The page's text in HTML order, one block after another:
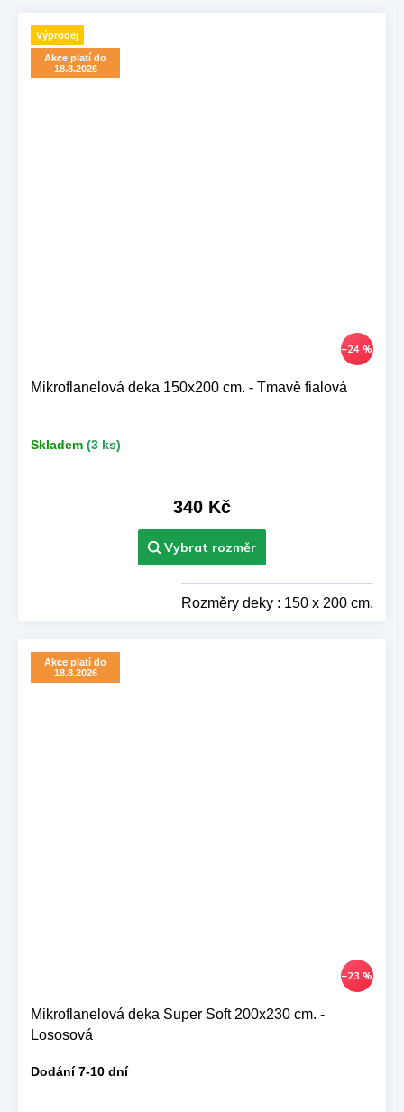
Výprodej
Akce platí do
18.8.2026
–24 %
Mikroflanelová deka 150x200 cm. - Tmavě fialová
Skladem (3 ks)
340 Kč
Rozměry deky : 150 x 200 cm.
Akce platí do
18.8.2026
–23 %
Mikroflanelová deka Super Soft 200x230 cm. -
Lososová
Dodání 7-10 dní